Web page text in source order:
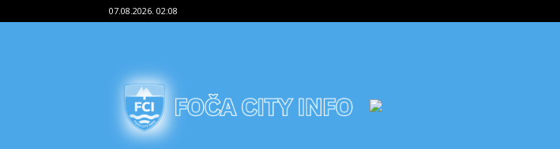
07.08.2026. 02:08